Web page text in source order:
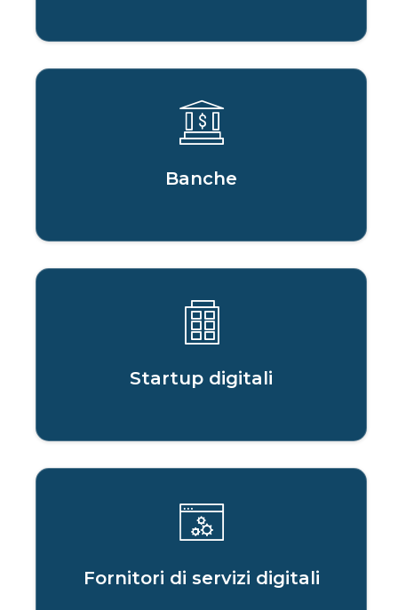
Banche
Startup digitali
Fornitori di servizi digitali